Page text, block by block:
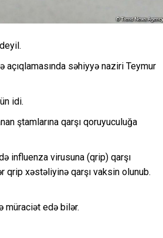
açıqlamasında səhiyyə naziri Teymur
idi.
ştamlarına qarşı qoruyuculuğa
influenza virusuna (qrip) qarşı
qrip xəstəliyinə qarşı vaksin olunub.
müraciət edə bilər.